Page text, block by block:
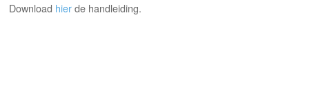
Download hierde handleiding.